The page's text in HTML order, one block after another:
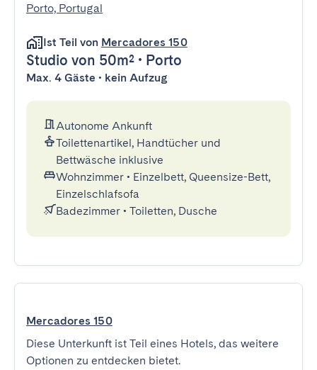
Porto, Portugal
Ist Teil von Mercadores 150
Studio von 50m² • Porto
Max. 4 Gäste • kein Aufzug
Autonome Ankunft
Toilettenartikel, Handtücher und
Bettwäsche inklusive
Wohnzimmer • Einzelbett, Queensize-Bett,
Einzelschlafsofa
Badezimmer • Toiletten, Dusche
Mercadores 150
Diese Unterkunft ist Teil eines Hotels, das weitere
Optionen zu entdecken bietet.